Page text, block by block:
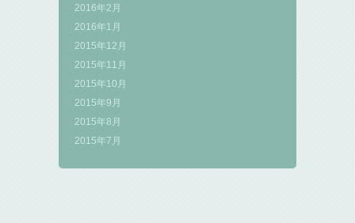
2016年2月
2016年1月
2015年12月
2015年11月
2015年10月
2015年9月
2015年8月
2015年7月